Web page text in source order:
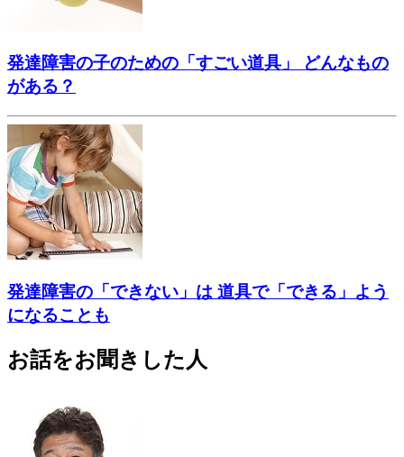
発達障害の子のための「すごい道具」 どんなもの
がある？
発達障害の「できない」は 道具で「できる」よう
になることも
お話をお聞きした人